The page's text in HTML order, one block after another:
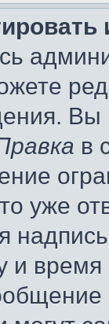
Вы
в
уже
и